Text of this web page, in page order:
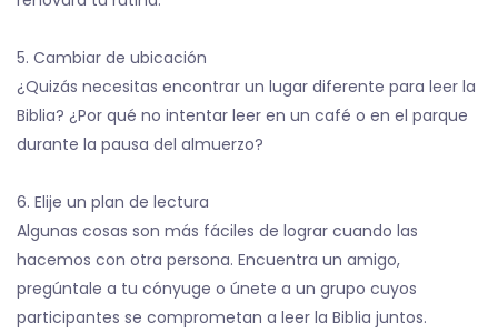
5. Cambiar de ubicación
¿Quizás necesitas encontrar un lugar diferente para leer la
Biblia? ¿Por qué no intentar leer en un café o en el parque
durante la pausa del almuerzo?
6. Elije un plan de lectura
Algunas cosas son más fáciles de lograr cuando las
hacemos con otra persona. Encuentra un amigo,
pregúntale a tu cónyuge o únete a un grupo cuyos
participantes se comprometan a leer la Biblia juntos.